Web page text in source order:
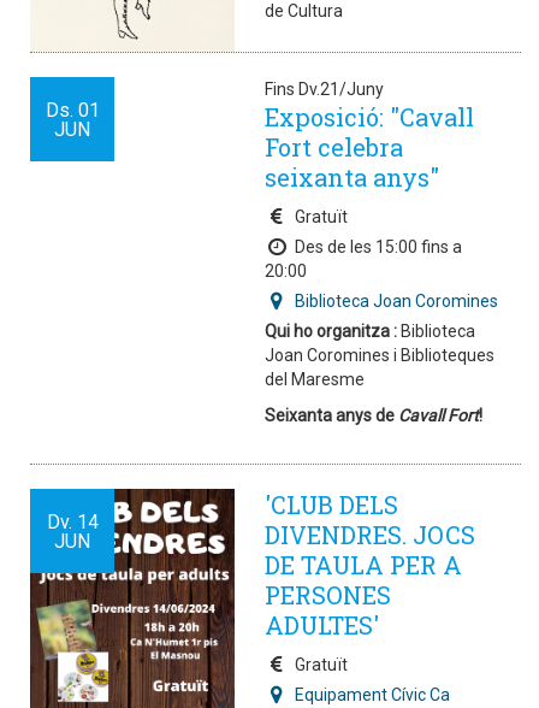
de Cultura
Ds. 01
JUN
Fins Dv.21/Juny
Exposició: "Cavall
Fort celebra
seixanta anys"
Gratuït
Des de les 15:00 fins a
20:00
Biblioteca Joan Coromines
Qui ho organitza : Biblioteca
Joan Coromines i Biblioteques
del Maresme
Seixanta anys de Cavall Fort!
Dv. 14
JUN
'CLUB DELS
DIVENDRES. JOCS
DE TAULA PER A
PERSONES
ADULTES'
Gratuït
Equipament Cívic Ca